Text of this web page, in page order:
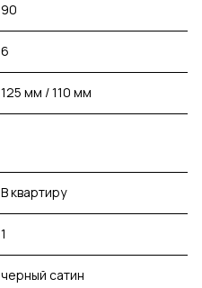
90
6
125 мм / 110 мм
В квартиру
1
черный сатин